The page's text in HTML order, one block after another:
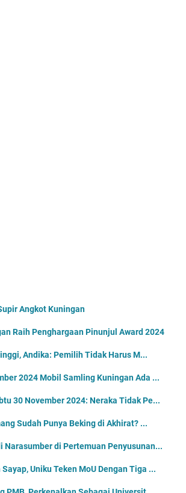
Angkot Kuningan
Raih Penghargaan Pinunjul Award 2024
Andika: Pemilih Tidak Harus M...
2024 Mobil Samling Kuningan Ada ...
30 November 2024: Neraka Tidak Pe...
Sudah Punya Beking di Akhirat? ...
Narasumber di Pertemuan Penyusunan...
Uniku Teken MoU Dengan Tiga ...